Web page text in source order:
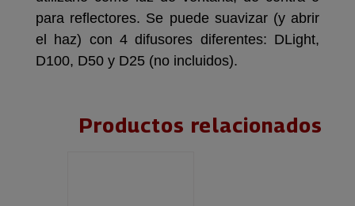
para reflectores. Se puede suavizar (y abrir
el haz) con 4 difusores diferentes: DLight,
D100, D50 y D25 (no incluidos).
Productos relacionados